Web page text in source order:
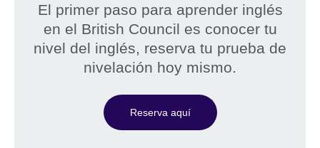
El primer paso para aprender inglés
en el British Council es conocer tu
nivel del inglés, reserva tu prueba de
nivelación hoy mismo.
Reserva aquí